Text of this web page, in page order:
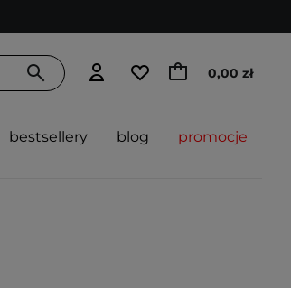
0,00 zł
bestsellery blog promocje